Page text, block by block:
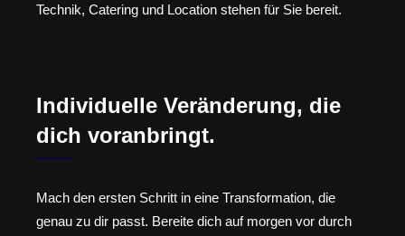
Technik, Catering und Location stehen für Sie bereit.
Individuelle Veränderung, die
dich voranbringt.
Mach den ersten Schritt in eine Transformation, die
genau zu dir passt. Bereite dich auf morgen vor durch